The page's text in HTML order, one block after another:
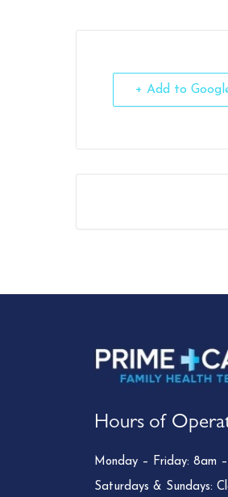
+ Add to
Hours of
Monday – Friday: 8am
Saturdays & Sundays: